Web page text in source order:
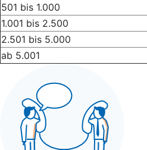
501 bis 1.000
1.001 bis 2.500
2.501 bis 5.000
ab 5.001